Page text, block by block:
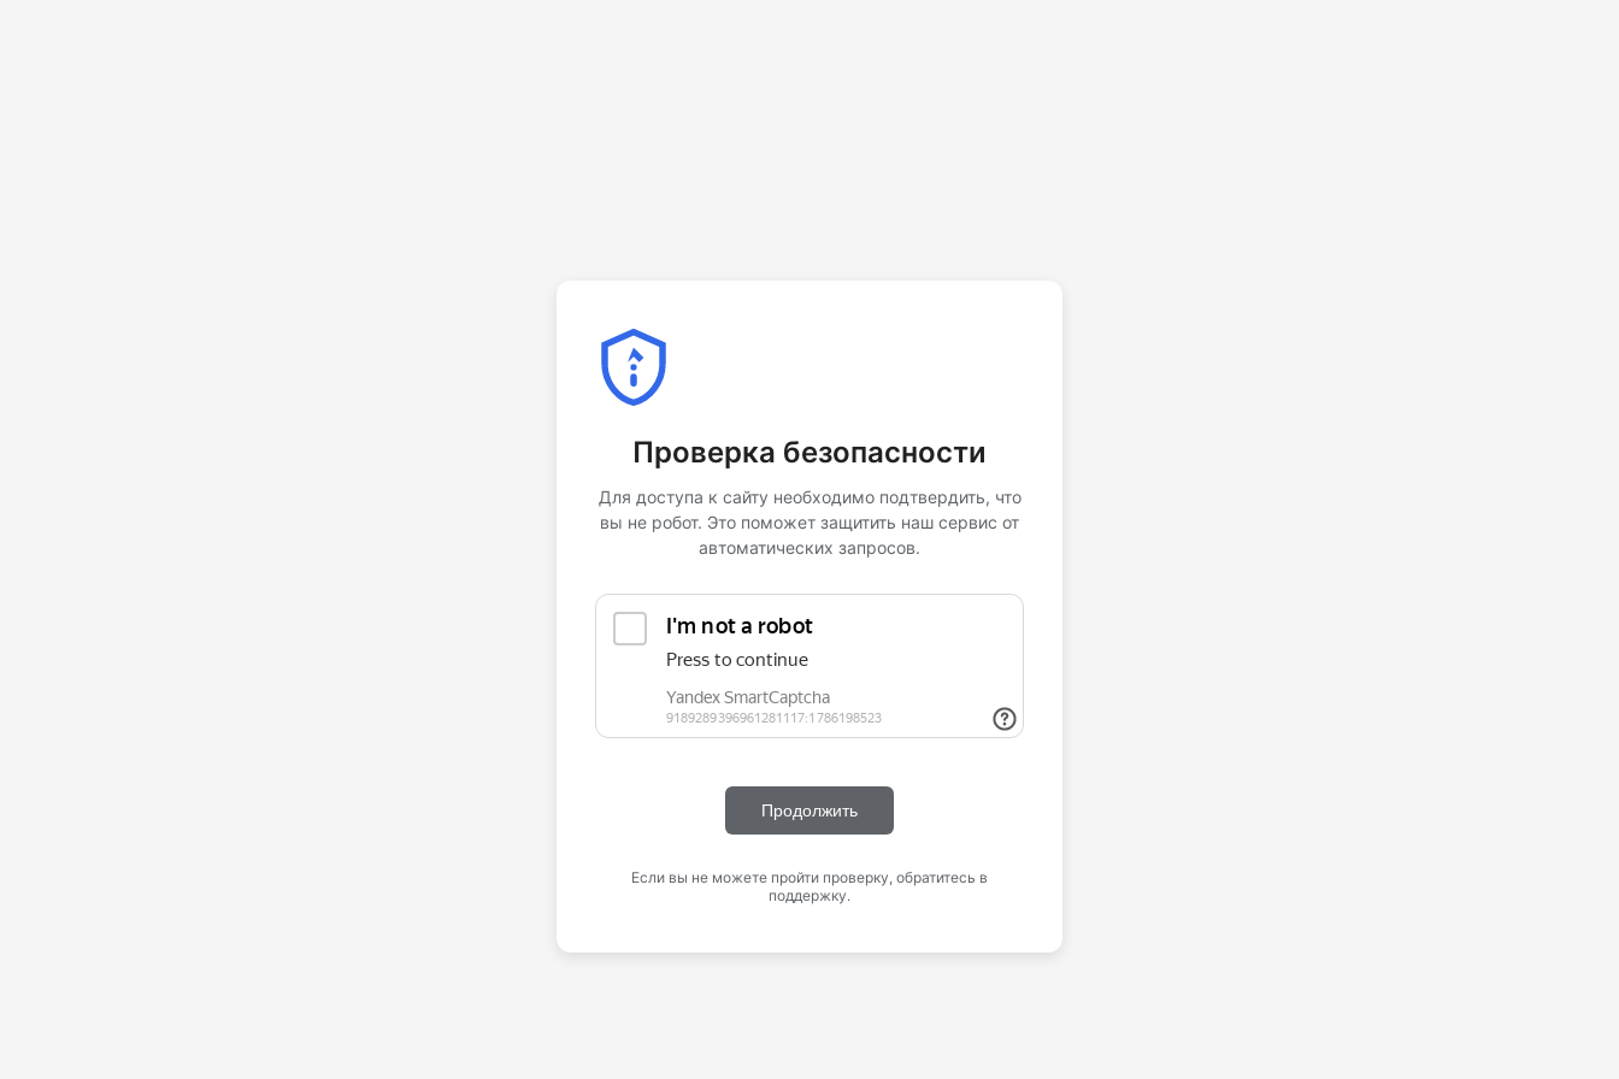
Проверка безопасности
Для доступа к сайту необходимо подтвердить, что
вы не робот. Это поможет защитить наш сервис от
автоматических запросов.
Продолжить
Если вы не можете пройти проверку, обратитесь в
поддержку.